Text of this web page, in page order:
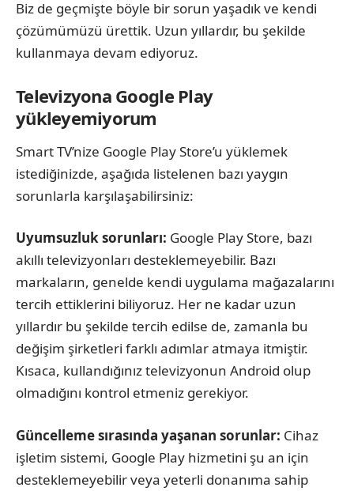
Biz de geçmişte böyle bir sorun yaşadık ve kendi
çözümümüzü ürettik. Uzun yıllardır, bu şekilde
kullanmaya devam ediyoruz.
Televizyona Google Play
yükleyemiyorum
Smart TV’nize Google Play Store’u yüklemek
istediğinizde, aşağıda listelenen bazı yaygın
sorunlarla karşılaşabilirsiniz:
Uyumsuzluk sorunları: Google Play Store, bazı
akıllı televizyonları desteklemeyebilir. Bazı
markaların, genelde kendi uygulama mağazalarını
tercih ettiklerini biliyoruz. Her ne kadar uzun
yıllardır bu şekilde tercih edilse de, zamanla bu
değişim şirketleri farklı adımlar atmaya itmiştir.
Kısaca, kullandığınız televizyonun Android olup
olmadığını kontrol etmeniz gerekiyor.
Güncelleme sırasında yaşanan sorunlar: Cihaz
işletim sistemi, Google Play hizmetini şu an için
desteklemeyebilir veya yeterli donanıma sahip